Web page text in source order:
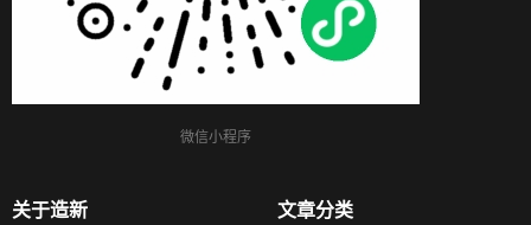
微信小程序
关于造新 文章分类